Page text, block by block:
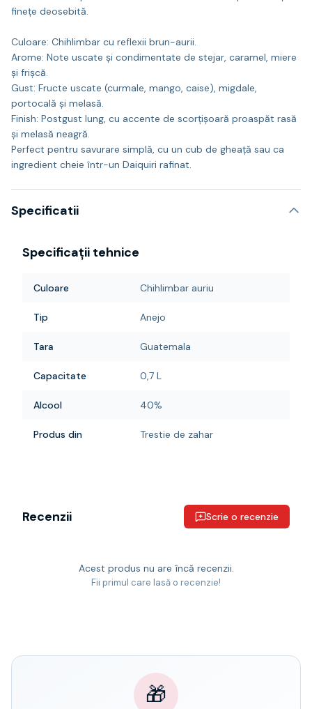
finețe deosebită.
Culoare: Chihlimbar cu reflexii brun-aurii.
Arome: Note uscate și condimentate de stejar, caramel, miere
și frișcă.
Gust: Fructe uscate (curmale, mango, caise), migdale,
portocală și melasă.
Finish: Postgust lung, cu accente de scorțișoară proaspăt rasă
și melasă neagră.
Perfect pentru savurare simplă, cu un cub de gheață sau ca
ingredient cheie într-un Daiquiri rafinat.
Specificatii
Specificații tehnice
Culoare Chihlimbar auriu
Tip Anejo
Tara Guatemala
Capacitate 0,7 L
Alcool 40%
Produs din Trestie de zahar
Recenzii Scrie o recenzie
Acest produs nu are încă recenzii.
Fii primul care lasă o recenzie!
🎁